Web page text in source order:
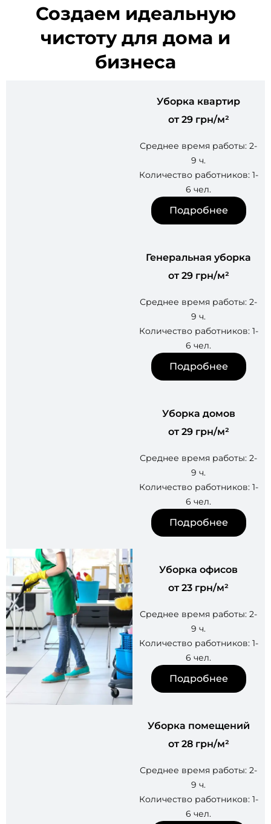
Создаем идеальную
чистоту для дома и
бизнеса
Уборка квартир
от 29 грн/м²
Среднее время работы: 2-
9 ч.
Количество работников: 1-
6 чел.
Подробнее
Генеральная уборка
от 29 грн/м²
Среднее время работы: 2-
9 ч.
Количество работников: 1-
6 чел.
Подробнее
Уборка домов
от 29 грн/м²
Среднее время работы: 2-
9 ч.
Количество работников: 1-
6 чел.
Подробнее
Уборка офисов
от 23 грн/м²
Среднее время работы: 2-
9 ч.
Количество работников: 1-
6 чел.
Подробнее
Уборка помещений
от 28 грн/м²
Среднее время работы: 2-
9 ч.
Количество работников: 1-
6 чел.